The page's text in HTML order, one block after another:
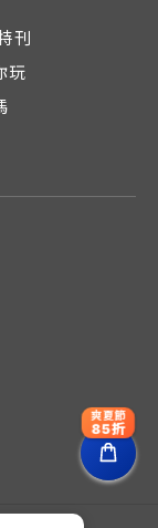
刊
玩
爽夏節
85折